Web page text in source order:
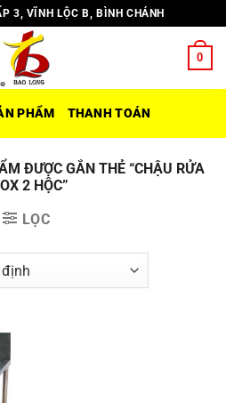
3, VĨNH LỘC B, BÌNH CHÁNH
0
PHẨM THANH TOÁN
ĐƯỢC GẮN THẺ “CHẬU RỬA
2 HỘC”
LỌC